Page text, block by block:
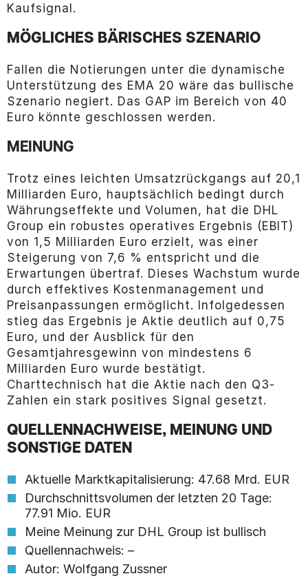
Kaufsignal.
MÖGLICHES BÄRISCHES SZENARIO
Fallen die Notierungen unter die dynamische
Unterstützung des EMA 20 wäre das bullische
Szenario negiert. Das GAP im Bereich von 40
Euro könnte geschlossen werden.
MEINUNG
Trotz eines leichten Umsatzrückgangs auf 20,1
Milliarden Euro, hauptsächlich bedingt durch
Währungseffekte und Volumen, hat die DHL
Group ein robustes operatives Ergebnis (EBIT)
von 1,5 Milliarden Euro erzielt, was einer
Steigerung von 7,6 % entspricht und die
Erwartungen übertraf. Dieses Wachstum wurde
durch effektives Kostenmanagement und
Preisanpassungen ermöglicht. Infolgedessen
stieg das Ergebnis je Aktie deutlich auf 0,75
Euro, und der Ausblick für den
Gesamtjahresgewinn von mindestens 6
Milliarden Euro wurde bestätigt.
Charttechnisch hat die Aktie nach den Q3-
Zahlen ein stark positives Signal gesetzt.
QUELLENNACHWEISE, MEINUNG UND
SONSTIGE DATEN
Aktuelle Marktkapitalisierung: 47.68 Mrd. EUR
Durchschnittsvolumen der letzten 20 Tage:
77.91 Mio. EUR
Meine Meinung zur DHL Group ist bullisch
Quellennachweis: –
Autor: Wolfgang Zussner